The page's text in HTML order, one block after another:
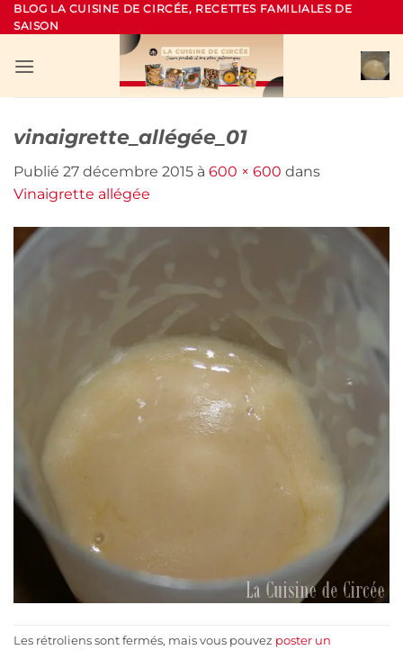
Passer
au
BLOG LA CUISINE DE CIRCÉE, RECETTES FAMILIALES DE
SAISON
vinaigrette_allégée_01
Publié 27 décembre 2015 à 600 × 600 dans
Vinaigrette allégée
Les rétroliens sont fermés, mais vous pouvez poster un